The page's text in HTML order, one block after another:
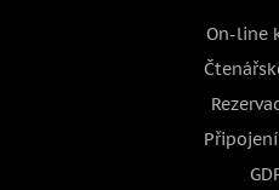
On-line